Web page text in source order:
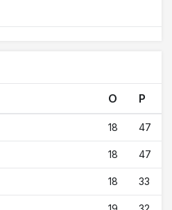
O P
18 47
18 47
18 33